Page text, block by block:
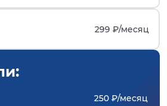
299 ₽/месяц
250 ₽/месяц